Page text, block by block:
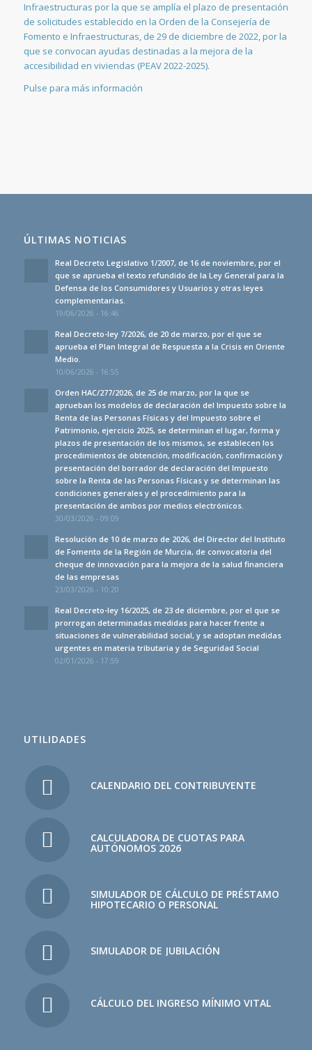
Infraestructuras por la que se amplía el plazo de presentación
de solicitudes establecido en la Orden de la Consejería de
Fomento e Infraestructuras, de 29 de diciembre de 2022, por la
que se convocan ayudas destinadas a la mejora de la
accesibilidad en viviendas (PEAV 2022-2025).
Pulse para más información
ÚLTIMAS NOTICIAS
Real Decreto Legislativo 1/2007, de 16 de noviembre, por el
que se aprueba el texto refundido de la Ley General para la
Defensa de los Consumidores y Usuarios y otras leyes
complementarias.
19/06/2026 - 16:46
Real Decreto-ley 7/2026, de 20 de marzo, por el que se
aprueba el Plan Integral de Respuesta a la Crisis en Oriente
Medio.
10/06/2026 - 16:55
Orden HAC/277/2026, de 25 de marzo, por la que se
aprueban los modelos de declaración del Impuesto sobre la
Renta de las Personas Físicas y del Impuesto sobre el
Patrimonio, ejercicio 2025, se determinan el lugar, forma y
plazos de presentación de los mismos, se establecen los
procedimientos de obtención, modificación, confirmación y
presentación del borrador de declaración del Impuesto
sobre la Renta de las Personas Físicas y se determinan las
condiciones generales y el procedimiento para la
presentación de ambos por medios electrónicos.
30/03/2026 - 09:09
Resolución de 10 de marzo de 2026, del Director del Instituto
de Fomento de la Región de Murcia, de convocatoria del
cheque de innovación para la mejora de la salud financiera
de las empresas
23/03/2026 - 10:20
Real Decreto-ley 16/2025, de 23 de diciembre, por el que se
prorrogan determinadas medidas para hacer frente a
situaciones de vulnerabilidad social, y se adoptan medidas
urgentes en materia tributaria y de Seguridad Social
02/01/2026 - 17:59
UTILIDADES
CALENDARIO DEL CONTRIBUYENTE
CALCULADORA DE CUOTAS PARA
AUTÓNOMOS 2026
SIMULADOR DE CÁLCULO DE PRÉSTAMO
HIPOTECARIO O PERSONAL
SIMULADOR DE JUBILACIÓN
CÁLCULO DEL INGRESO MÍNIMO VITAL